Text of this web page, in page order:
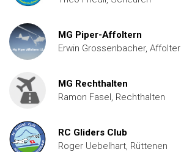
MG Piper-Affoltern
Erwin Grossenbacher,
MG Rechthalten
Ramon Fasel, Rechthalten
RC Gliders Club
Roger Uebelhart, Rüttenen